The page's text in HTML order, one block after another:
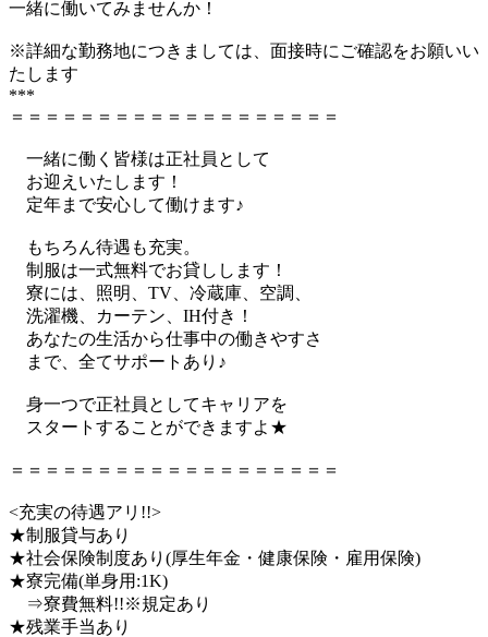
一緒に働いてみませんか！
※詳細な勤務地につきましては、面接時にご確認をお願いい
たします
***
＝＝＝＝＝＝＝＝＝＝＝＝＝＝＝＝＝＝＝
一緒に働く皆様は正社員として
お迎えいたします！
定年まで安心して働けます♪
もちろん待遇も充実。
制服は一式無料でお貸しします！
寮には、照明、TV、冷蔵庫、空調、
洗濯機、カーテン、IH付き！
あなたの生活から仕事中の働きやすさ
まで、全てサポートあり♪
身一つで正社員としてキャリアを
スタートすることができますよ★
＝＝＝＝＝＝＝＝＝＝＝＝＝＝＝＝＝＝＝
<充実の待遇アリ!!>
★制服貸与あり
★社会保険制度あり(厚生年金・健康保険・雇用保険)
★寮完備(単身用:1K)
⇒寮費無料!!※規定あり
★残業手当あり